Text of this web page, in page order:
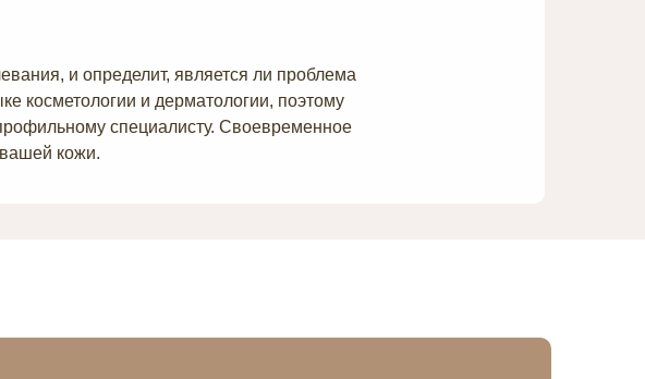
и определит, является ли проблема
косметологии и дерматологии, поэтому
специалисту. Своевременное
кожи.